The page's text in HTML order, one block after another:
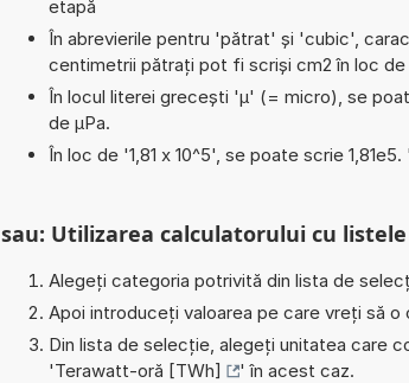
etapă
În abrevierile pentru 'pătrat' și 'cubic',
centimetrii pătrați pot fi scriși cm2 în loc de
În locul literei grecești 'µ' (= micro), se
de µPa.
În loc de '1,81 x 10^5', se poate scrie
sau: Utilizarea calculatorului cu
Alegeți categoria potrivită din lista de
Apoi introduceți valoarea pe care vreți să o
Din lista de selecție, alegeți unitatea care
'Terawatt-oră [TWh]
' în acest caz.